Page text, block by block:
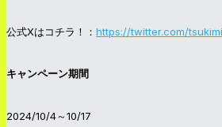
公式Xはコチラ！： https://twitter.com/
キャンペーン期間
2024/10/4～10/17